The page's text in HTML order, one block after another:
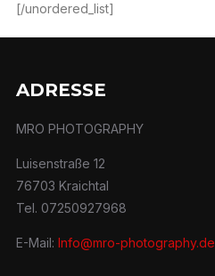
[/unordered_list]
ADRESSE
MRO PHOTOGRAPHY
Luisenstraße 12
76703 Kraichtal
Tel. 07250927968
E-Mail: Info@mro-photography.de